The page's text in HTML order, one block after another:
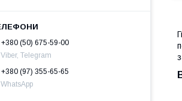
+380 (50) 675-59-00
Viber, Telegram
+380 (97) 355-65-65
WhatsApp